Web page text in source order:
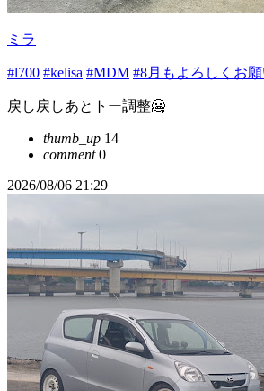
ミラ
#l700 #kelisa #MDM #8月もよろしくお
戻し戻しあとトー調整🥶
thumb_up 14
comment0
2026/08/06 21:29